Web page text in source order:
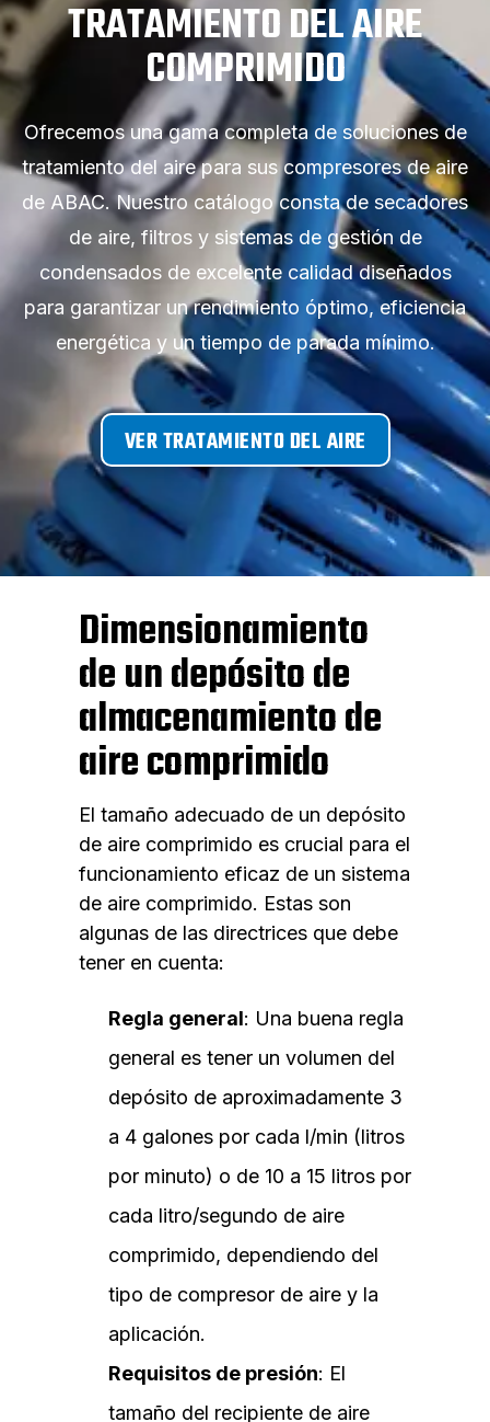
TRATAMIENTO DEL AIRE
COMPRIMIDO
Ofrecemos una gama completa de soluciones de
tratamiento del aire para sus compresores de aire
de ABAC. Nuestro catálogo consta de secadores
de aire, filtros y sistemas de gestión de
condensados de excelente calidad diseñados
para garantizar un rendimiento óptimo, eficiencia
energética y un tiempo de parada mínimo.
VER TRATAMIENTO DEL AIRE
Dimensionamiento
de un depósito de
almacenamiento de
aire comprimido
El tamaño adecuado de un depósito
de aire comprimido es crucial para el
funcionamiento eficaz de un sistema
de aire comprimido. Estas son
algunas de las directrices que debe
tener en cuenta:
Regla general: Una buena regla
general es tener un volumen del
depósito de aproximadamente 3
a 4 galones por cada l/min (litros
por minuto) o de 10 a 15 litros por
cada litro/segundo de aire
comprimido, dependiendo del
tipo de compresor de aire y la
aplicación.
Requisitos de presión: El
tamaño del recipiente de aire